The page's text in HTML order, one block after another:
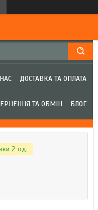
ДОСТАВКА ТА ОПЛАТА
ТА ОБМІН БЛОГ
2 од.